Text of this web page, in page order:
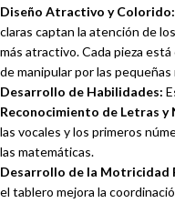
Diseño Atractivo y Colorido:
claras captan la atención de
más atractivo. Cada pieza
de manipular por las pequeñas
Desarrollo de Habilidades:
Reconocimiento de Letras y
las vocales y los primeros
las matemáticas.
Desarrollo de la Motricidad
el tablero mejora la